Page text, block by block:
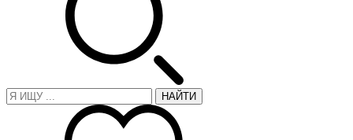
НАЙТИ